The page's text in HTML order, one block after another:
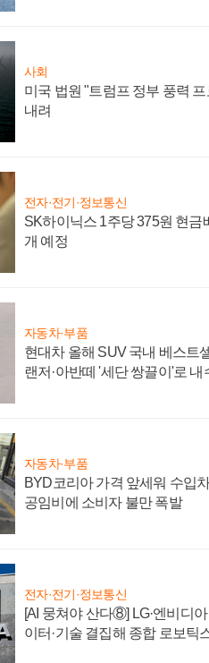
사회
미국 법원 "트럼프 정부 풍력
내려
전자·전기·정보통신
SK하이닉스 1주당 375원 현금
개 예정
자동차·부품
현대차 올해 SUV 국내 베스트
랜저·아반떼 '세단 쌍끌이'로 내
자동차·부품
BYD코리아 가격 앞세워 수입
공임비에 소비자 불만 폭발
전자·전기·정보통신
[AI 뭉쳐야 산다⑧] LG·엔비디
이터·기술 결집해 종합 로보틱